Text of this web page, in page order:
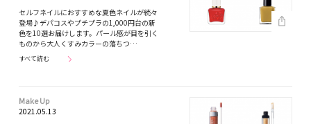
セルフネイルにおすすめな夏色ネイルが続々
登場♪デパコスやプチプラの1,000円台の新
色を10選お届けします。パール感が目を引く
ものから大人くすみカラーの落ちつ…
すべて読む
Make Up
2021.05.13